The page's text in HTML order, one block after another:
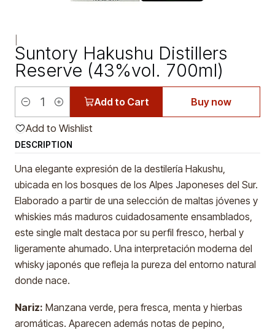
Suntory Hakushu Distillers
Reserve (43%vol. 700ml)
Quantity
Add to Cart Buy now
Add to Wishlist
DESCRIPTION
Una elegante expresión de la destilería Hakushu,
ubicada en los bosques de los Alpes Japoneses del Sur.
Elaborado a partir de una selección de maltas jóvenes y
whiskies más maduros cuidadosamente ensamblados,
este single malt destaca por su perfil fresco, herbal y
ligeramente ahumado. Una interpretación moderna del
whisky japonés que refleja la pureza del entorno natural
donde nace.
Nariz: Manzana verde, pera fresca, menta y hierbas
aromáticas. Aparecen además notas de pepino,